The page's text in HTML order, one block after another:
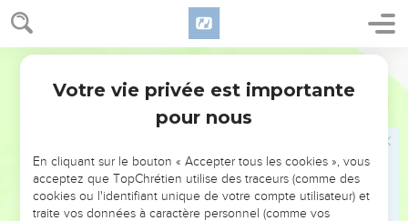
2 Rois 3
22 Ils se levèrent de bon matin et, quand le soleil brilla sur
l’eau, les Moabites virent en face d'eux l’eau rouge comme
du sang.
Ils dirent : « C'est du sang ! Les rois se sont certainement
combattus à coups d'épée et ils se sont entretués.
Lorsqu’ils arrivèrent vers le camp d'Israël, les Israélites se
levèrent et frappèrent les Moabites, qui prirent la fuite
devant eux. Les Israélites pénétrèrent dans le pays de Moab
Votre vie privée est importante
pour nous
En cliquant sur le bouton « Accepter tous les cookies », vous
acceptez que TopChrétien utilise des traceurs (comme des
cookies ou l'identifiant unique de votre compte utilisateur) et
traite vos données à caractère personnel (comme vos